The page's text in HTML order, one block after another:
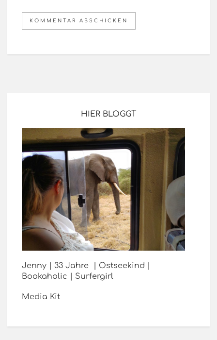
HIER BLOGGT
Jenny | 33 Jahre | Ostseekind |
Bookaholic | Surfergirl
Media Kit